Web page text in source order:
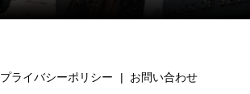
プライバシーポリシー お問い合わせ